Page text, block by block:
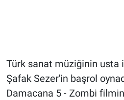
Türk sanat müziğinin usta
Şafak Sezer'in başrol
Damacana 5 - Zombi